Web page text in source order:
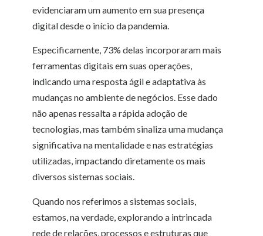
evidenciaram um aumento em sua presença
digital desde o início da pandemia.
Especificamente, 73% delas incorporaram mais
ferramentas digitais em suas operações,
indicando uma resposta ágil e adaptativa às
mudanças no ambiente de negócios. Esse dado
não apenas ressalta a rápida adoção de
tecnologias, mas também sinaliza uma mudança
significativa na mentalidade e nas estratégias
utilizadas, impactando diretamente os mais
diversos sistemas sociais.
Quando nos referimos a sistemas sociais,
estamos, na verdade, explorando a intrincada
rede de relações, processos e estruturas que